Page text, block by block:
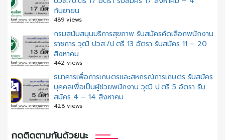
กันยายน
489 views
กรมสนับสนุนบริการสุขภาพ รับสมัครคัดเลือกพนักงาน
ราชการ วุฒิ ปวส./ป.ตรี 13 อัตรา รับสมัคร 11 – 20
สิงหาคม
442 views
ธนาคารเพื่อการเกษตรและสหกรณ์การเกษตร รับสมัคร
บุคคลเพื่อเป็นผู้ช่วยพนักงาน วุฒิ ป.ตรี 5 อัตรา รับ
สมัคร 4 – 14 สิงหาคม
428 views
กดติดตามกันด้วยนะ